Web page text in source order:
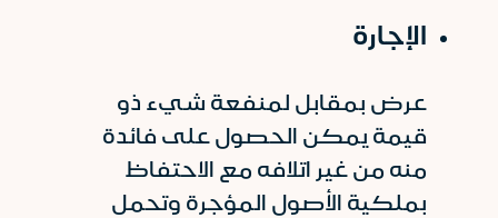
الإجارة
عرض بمقابل لمنفعة شيء ذو
قيمة يمكن الحصول على فائدة
منه من غير اتلافه مع الاحتفاظ
بملكية الأصول المؤجرة وتحمل